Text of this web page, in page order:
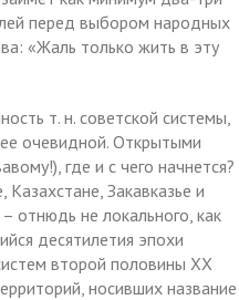
перед выбором народных
«Жаль только жить в эту
т. н. советской системы,
очевидной. Открытыми
где и с чего начнется?
Закавказье и
отнюдь не локального, как
десятилетия эпохи
второй половины ХХ
носивших название